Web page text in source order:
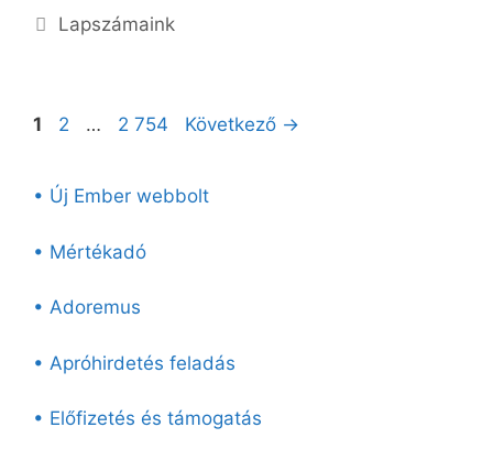
Kategória
Lapszámaink
Oldal
1 Oldal
2 … Oldal
2 754 Következő →
• Új Ember webbolt
• Mértékadó
• Adoremus
• Apróhirdetés feladás
• Előfizetés és támogatás